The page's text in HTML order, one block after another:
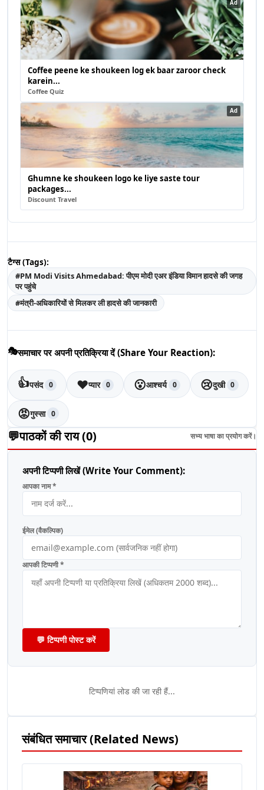
Ad
Coffee peene ke shoukeen log ek baar zaroor check
karein...
Coffee Quiz
Ad
Ghumne ke shoukeen logo ke liye saste tour
packages...
Discount Travel
टैग्स (Tags):
#PM Modi Visits Ahmedabad: पीएम मोदी एअर इंडिया विमान हादसे की जगह
पर पहुंचे
#मंत्री-अधिकारियों से मिलकर ली हादसे की जानकारी
🎭समाचार पर अपनी प्रतिक्रिया दें (Share Your Reaction):
👍पसंद 0 ❤️प्यार 0 😮आश्चर्य 0 😢दुखी 0
😡गुस्सा 0
💬पाठकों की राय (0) सभ्य भाषा का प्रयोग करें।
अपनी टिप्पणी लिखें (Write Your Comment):
आपका नाम *
ईमेल (वैकल्पिक)
आपकी टिप्पणी *
💬 टिप्पणी पोस्ट करें
टिप्पणियां लोड की जा रही हैं...
संबंधित समाचार (Related News)